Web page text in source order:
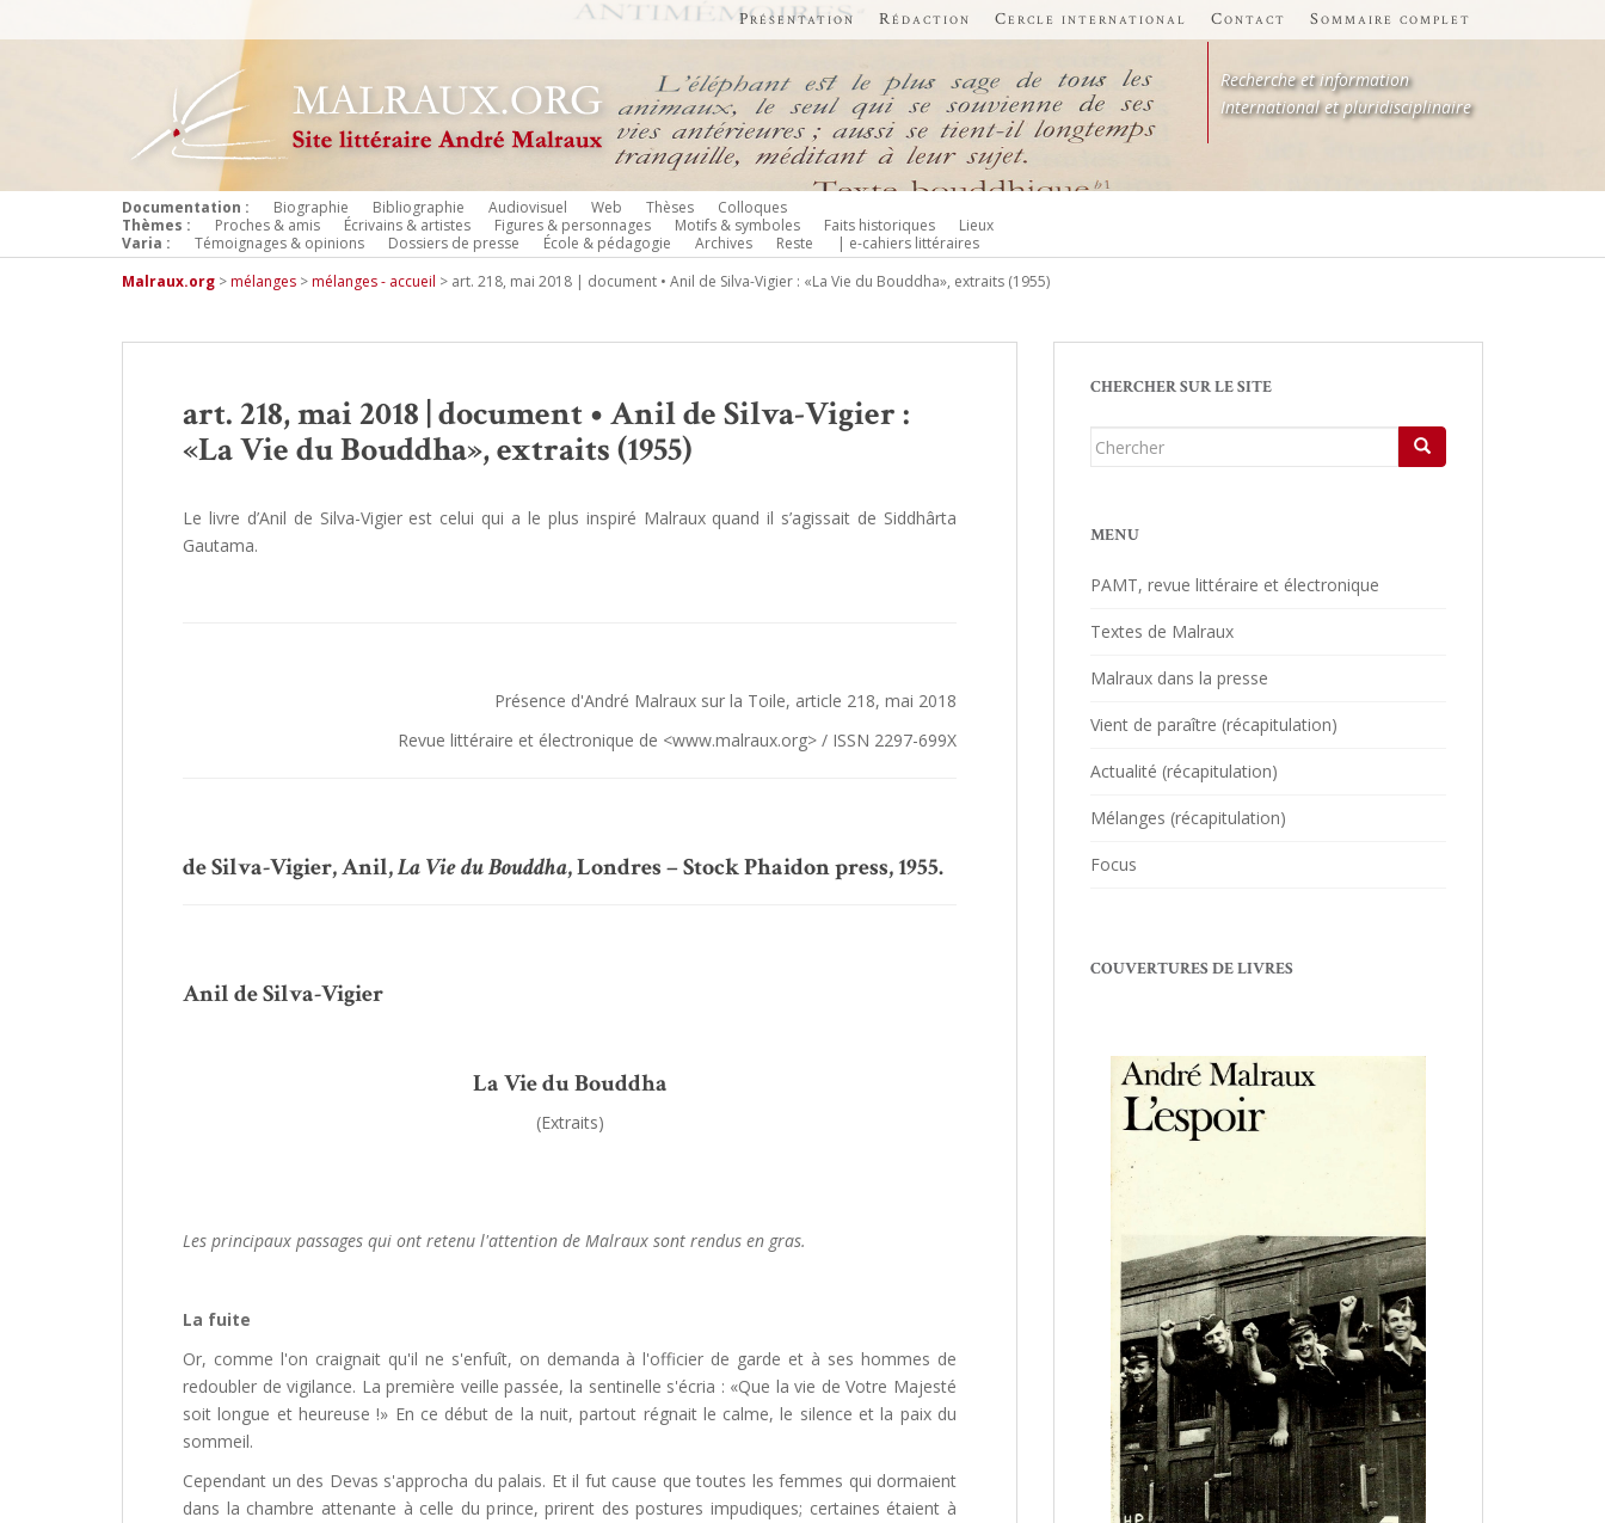
Présentation Rédaction Cercle international Contact Sommaire complet
Recherche et information
International et pluridisciplinaire
Documentation : Biographie Bibliographie Audiovisuel Web Thèses
Colloques
Thèmes :
Proches & amis Écrivains & artistes Figures & personnages Motifs & symboles Faits historiques
Lieux
Varia :
Témoignages & opinions Dossiers de presse École & pédagogie Archives Reste
| e-cahiers littéraires
Malraux.org >mélanges >mélanges - accueil > art. 218, mai 2018 | document • Anil de Silva-Vigier : «La Vie du Bouddha», extraits (1955)
art. 218, mai 2018 | document • Anil de Silva-Vigier :
«La Vie du Bouddha», extraits (1955)
Le livre d’Anil de Silva-Vigier est celui qui a le plus inspiré Malraux quand il s’agissait de Siddhârta
Gautama.
Présence d'André Malraux sur la Toile, article 218, mai 2018
Revue littéraire et électronique de <www.malraux.org> / ISSN 2297-699X
de Silva-Vigier, Anil,La Vie du Bouddha, Londres – Stock Phaidon press, 1955.
Anil de Silva-Vigier
La Vie du Bouddha
(Extraits)
Les principaux passages qui ont retenu l'attention de Malraux sont rendus en gras.
La fuite
Or, comme l'on craignait qu'il ne s'enfuît, on demanda à l'officier de garde et à ses hommes de
redoubler de vigilance. La première veille passée, la sentinelle s'écria : «Que la vie de Votre Majesté
soit longue et heureuse !» En ce début de la nuit, partout régnait le calme, le silence et la paix du
sommeil.
Cependant un des Devas s'approcha du palais. Et il fut cause que toutes les femmes qui dormaient
dans la chambre attenante à celle du prince, prirent des postures impudiques; certaines étaient à
CHERCHER SUR LE SITE
Chercher...
MENU
PAMT, revue littéraire et électronique
Textes de Malraux
Malraux dans la presse
Vient de paraître (récapitulation)
Actualité (récapitulation)
Mélanges (récapitulation)
Focus
COUVERTURES DE LIVRES